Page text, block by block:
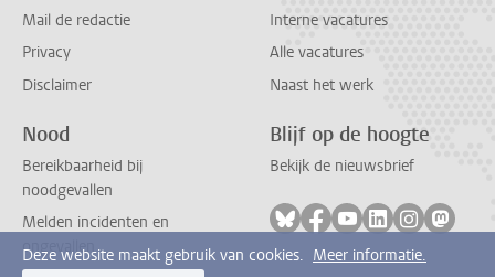
Mail de redactie
Privacy
Disclaimer
Interne vacatures
Alle vacatures
Naast het werk
Nood
Bereikbaarheid bij
noodgevallen
Melden incidenten en
ongevallen
Blijf op de hoogte
Bekijk de nieuwsbrief
Volg ons op bluesky
Volg ons op facebook
Volg ons op
Volg ons op
Volg ons
Volg
Deze website maakt gebruik van cookies. Meer informatie.